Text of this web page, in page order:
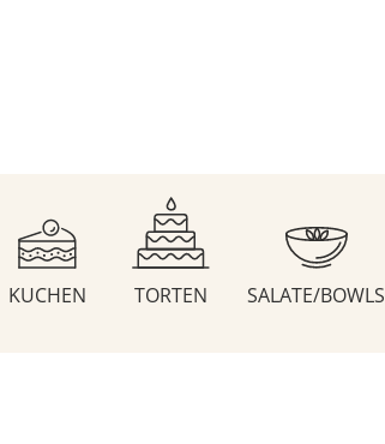
KUCHEN TORTEN SALATE/BOWLS